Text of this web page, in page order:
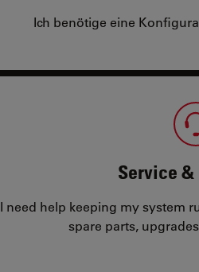
Ich benötige eine
Service &
I need help keeping my system
spare parts,